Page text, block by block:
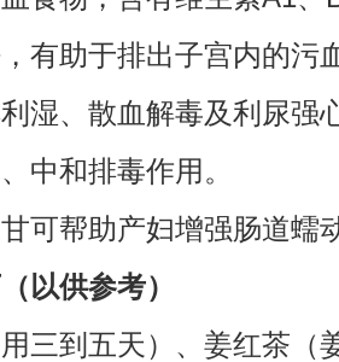
有助于排出子宫内的污
湿、散血解毒及利尿强
中和排毒作用。
可帮助产妇增强肠道蠕
以供参考）
三到五天）、姜红茶（